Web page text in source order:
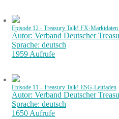
Episode 12 - Treasury Talk! FX-
Autor: Verband Deutscher
Sprache: deutsch
1959 Aufrufe
Episode 11 - Treasury Talk! ESG-Leitfaden
Autor: Verband Deutscher
Sprache: deutsch
1650 Aufrufe